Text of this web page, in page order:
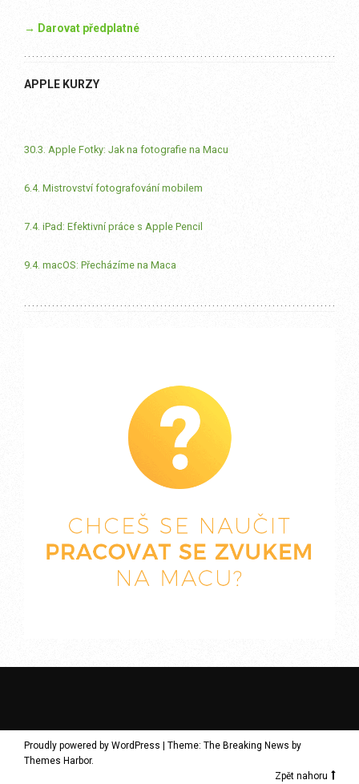
→ Darovat předplatné
APPLE KURZY
30.3. Apple Fotky: Jak na fotografie na Macu
6.4. Mistrovství fotografování mobilem
7.4. iPad: Efektivní práce s Apple Pencil
9.4. macOS: Přecházíme na Maca
Proudly powered by WordPress
Theme: The Breaking News by
Themes Harbor.
Zpět nahoru